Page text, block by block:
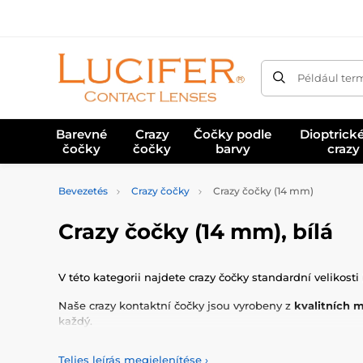
Például
Barevné
čočky
Crazy
čočky
Čočky podle
barvy
Bevezetés Crazy čočky Crazy čočky (14 mm)
Crazy čočky (14 mm), bílá
V této kategorii najdete crazy čočky standardní
Naše crazy kontaktní čočky jsou vyrobeny z kvalitních
každý.
Teljes leírás megjelenítése ›